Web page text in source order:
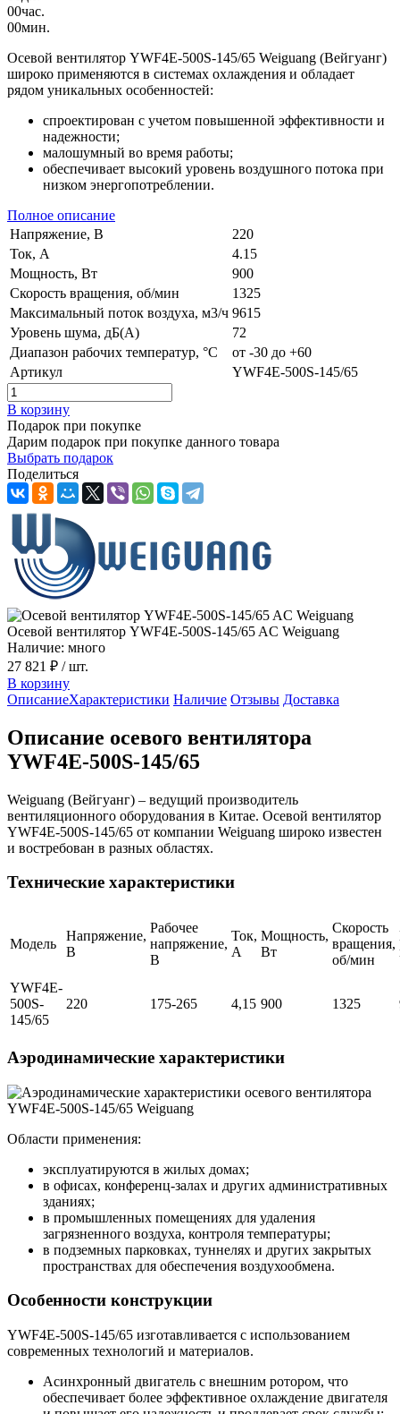
00час.
00мин.
Осевой вентилятор YWF4E-500S-145/65 Weiguang (Вейгуанг)
широко применяются в системах охлаждения и обладает
рядом уникальных особенностей:
спроектирован с учетом повышенной эффективности и
надежности;
малошумный во время работы;
обеспечивает высокий уровень воздушного потока при
низком энергопотреблении.
Полное описание
Напряжение, В
220
Ток, А
4.15
Мощность, Вт
900
Скорость вращения, об/мин
1325
Максимальный поток воздуха, м3/ч 9615
Уровень шума, дБ(А)
72
Диапазон рабочих температур, °C
от -30 до +60
Артикул
YWF4E-500S-145/65
В корзину
Подарок при покупке
Дарим подарок при покупке данного товара
Выбрать подарок
Поделиться
Осевой вентилятор YWF4E-500S-145/65 AC Weiguang
Наличие: много
27 821 ₽ / шт.
В корзину
ОписаниеХарактеристики Наличие Отзывы Доставка
Описание осевого вентилятора
YWF4E-500S-145/65
Weiguang (Вейгуанг) – ведущий производитель
вентиляционного оборудования в Китае. Осевой вентилятор
YWF4E-500S-145/65 от компании Weiguang широко известен
и востребован в разных областях.
Технические характеристики
Модель
Напряжение,
В
Рабочее
напряжение,
В
Ток,
А
Мощность,
Вт
Скорость
вращения,
об/мин
YWF4E-
500S-
145/65
220 175-265 4,15 900 1325
Аэродинамические характеристики
Области применения:
эксплуатируются в жилых домах;
в офисах, конференц-залах и других административных
зданиях;
в промышленных помещениях для удаления
загрязненного воздуха, контроля температуры;
в подземных парковках, туннелях и других закрытых
пространствах для обеспечения воздухообмена.
Особенности конструкции
YWF4E-500S-145/65 изготавливается с использованием
современных технологий и материалов.
Асинхронный двигатель с внешним ротором, что
обеспечивает более эффективное охлаждение двигателя